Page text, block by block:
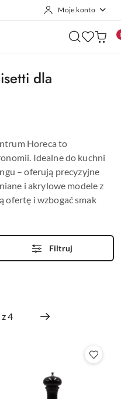
Moje konto
dla
Horeca to
Idealne do kuchni
– oferują precyzyjne
i akrylowe modele z
ofertę i wzbogać smak
Filtruj